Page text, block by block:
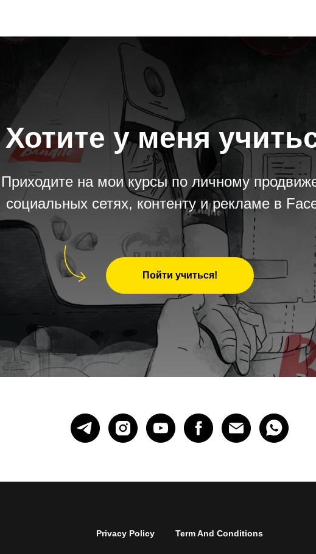
Хотите у меня
Приходите на мои курсы по личному
социальных сетях, контенту и рекламе в
Пойти учиться!
Privacy Policy Term And Conditions